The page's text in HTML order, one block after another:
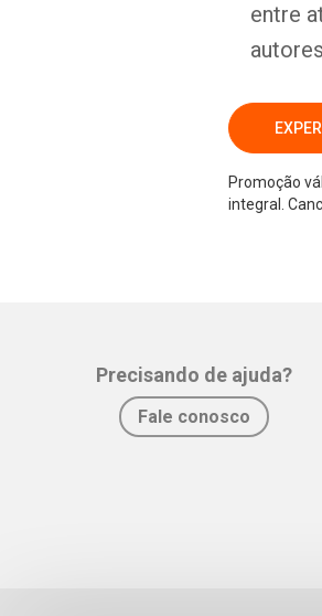
entre
Promoção
integral.
Precisando de ajuda?
Fale conosco